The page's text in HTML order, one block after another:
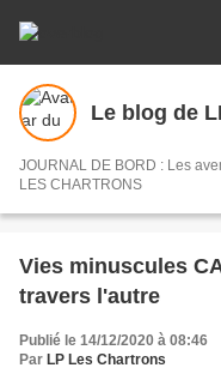
Le blog de
JOURNAL DE BORD : Les aventures culturelles du Lycée Professionnel
LES CHARTRONS
Vies minuscules
travers l'autre
Publié le 14/12/2020 à 08:46
Par LP Les Chartrons